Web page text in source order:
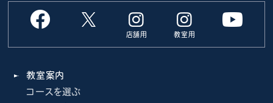
店舗用 教室用
教室案内
コースを選ぶ